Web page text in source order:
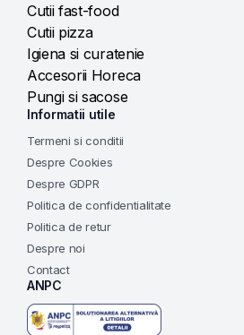
Cutii fast-food
Cutii pizza
Igiena si curatenie
Accesorii Horeca
Pungi si sacose
Informatii utile
Termeni si conditii
Despre Cookies
Despre GDPR
Politica de confidentialitate
Politica de retur
Despre noi
Contact
ANPC